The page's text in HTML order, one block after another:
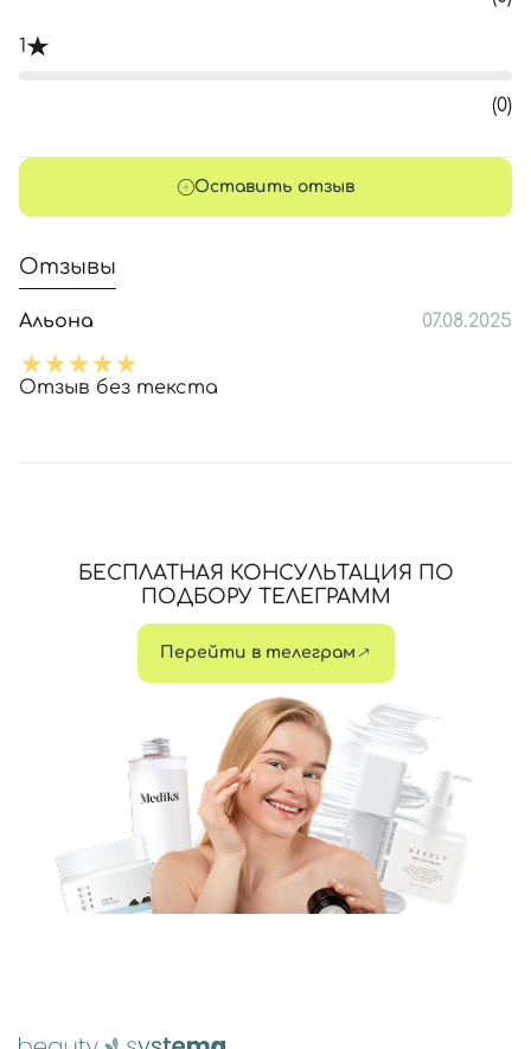
1
(0)
Оставить отзыв
Отзывы
Альона 07.08.2025
Отзыв без текста
БЕСПЛАТНАЯ КОНСУЛЬТАЦИЯ ПО
ПОДБОРУ ТЕЛЕГРАММ
Перейти в телеграм